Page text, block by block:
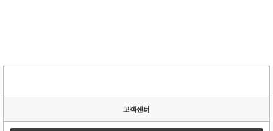
고객센터